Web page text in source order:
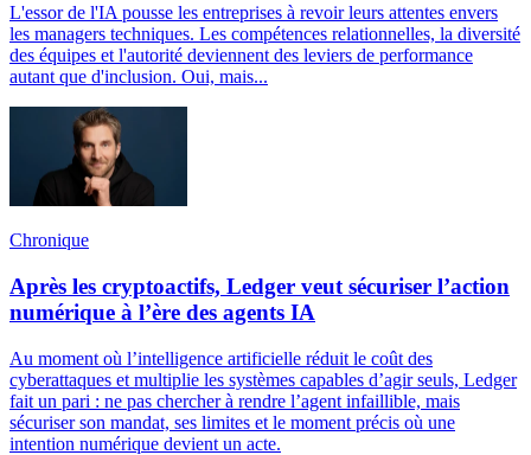
L'essor de l'IA pousse les entreprises à revoir leurs attentes envers
les managers techniques. Les compétences relationnelles, la diversité
des équipes et l'autorité deviennent des leviers de performance
autant que d'inclusion. Oui, mais...
Chronique
Après les cryptoactifs, Ledger veut sécuriser l’action
numérique à l’ère des agents IA
Au moment où l’intelligence artificielle réduit le coût des
cyberattaques et multiplie les systèmes capables d’agir seuls, Ledger
fait un pari : ne pas chercher à rendre l’agent infaillible, mais
sécuriser son mandat, ses limites et le moment précis où une
intention numérique devient un acte.